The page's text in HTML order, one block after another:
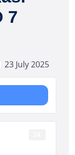
7
23 July 2025